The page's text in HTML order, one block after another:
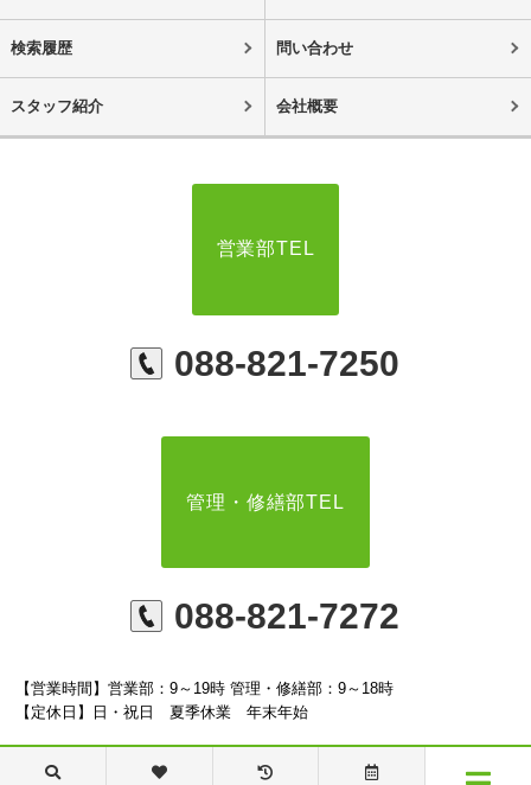
検索履歴 問い合わせ
スタッフ紹介 会社概要
営業部TEL
088-821-7250
管理・修繕部TEL
088-821-7272
【営業時間】営業部：9～19時 管理・修繕部：9～18時
【定休日】日・祝日 夏季休業 年末年始